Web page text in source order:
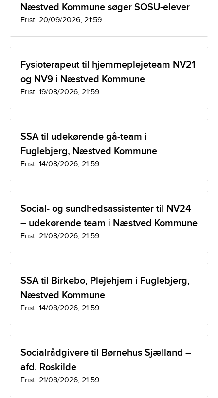
Næstved Kommune søger SOSU-elever
Frist: 20/09/2026, 21:59
Fysioterapeut til hjemmeplejeteam NV21
og NV9 i Næstved Kommune
Frist: 19/08/2026, 21:59
SSA til udekørende gå-team i
Fuglebjerg, Næstved Kommune
Frist: 14/08/2026, 21:59
Social- og sundhedsassistenter til NV24
– udekørende team i Næstved Kommune
Frist: 21/08/2026, 21:59
SSA til Birkebo, Plejehjem i Fuglebjerg,
Næstved Kommune
Frist: 14/08/2026, 21:59
Socialrådgivere til Børnehus Sjælland –
afd. Roskilde
Frist: 21/08/2026, 21:59